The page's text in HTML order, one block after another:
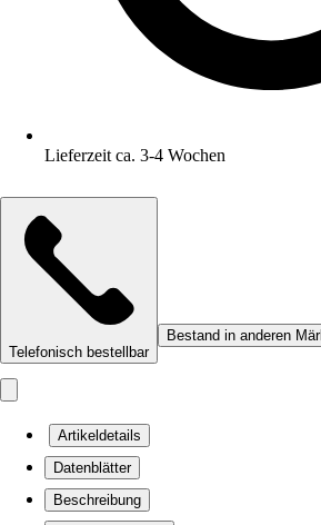
Lieferzeit ca. 3-4 Wochen
Telefonisch bestellbar
Bestand in anderen
Artikeldetails
Datenblätter
Beschreibung